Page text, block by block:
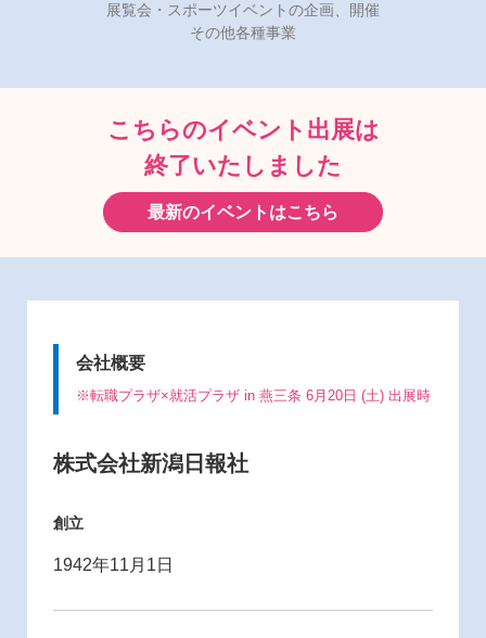
展覧会・スポーツイベントの企画、開催
その他各種事業
こちらのイベント出展は
終了いたしました
最新のイベントはこちら
会社概要
※転職プラザ×就活プラザ in 燕三条 6月20日 (土) 出展時
株式会社新潟日報社
創立
1942年11月1日